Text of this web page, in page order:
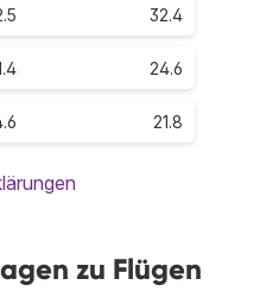
32.4
24.6
21.8
zu Flügen